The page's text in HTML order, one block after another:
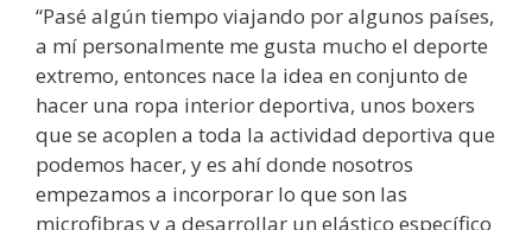
“Pasé algún tiempo viajando por algunos países,
a mí personalmente me gusta mucho el deporte
extremo, entonces nace la idea en conjunto de
hacer una ropa interior deportiva, unos boxers
que se acoplen a toda la actividad deportiva que
podemos hacer, y es ahí donde nosotros
empezamos a incorporar lo que son las
microfibras y a desarrollar un elástico específico